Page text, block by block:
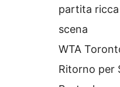
partita
scena
WTA
Ritorno per